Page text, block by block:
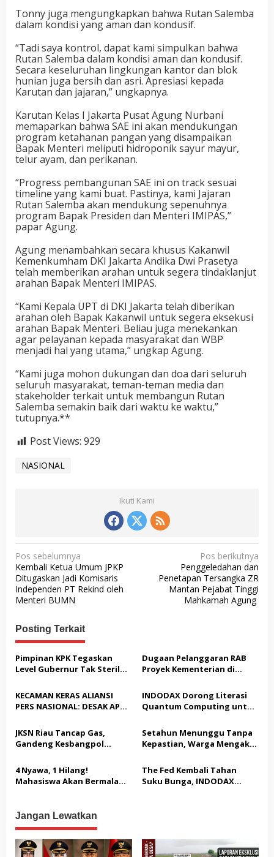
Tonny juga mengungkapkan bahwa Rutan Salemba
dalam kondisi yang aman dan kondusif.
“Tadi saya kontrol, dapat kami simpulkan bahwa
Rutan Salemba dalam kondisi aman dan kondusif.
Secara keseluruhan lingkungan kantor dan blok
hunian juga bersih dan asri. Apresiasi kepada
Karutan dan jajaran,” ungkapnya.
Karutan Kelas I Jakarta Pusat Agung Nurbani
memaparkan bahwa SAE ini akan mendukungan
program ketahanan pangan yang disampaikan
Bapak Menteri meliputi hidroponik sayur mayur,
telur ayam, dan perikanan.
“Progress pembangunan SAE ini on track sesuai
timeline yang kami buat. Pastinya, kami Jajaran
Rutan Salemba akan mendukung sepenuhnya
program Bapak Presiden dan Menteri IMIPAS,”
papar Agung.
Agung menambahkan secara khusus Kakanwil
Kemenkumham DKI Jakarta Andika Dwi Prasetya
telah memberikan arahan untuk segera tindaklanjut
arahan Bapak Menteri IMIPAS.
“Kami Kepala UPT di DKI Jakarta telah diberikan
arahan oleh Bapak Kakanwil untuk segera eksekusi
arahan Bapak Menteri. Beliau juga menekankan
agar pelayanan kepada masyarakat dan WBP
menjadi hal yang utama,” ungkap Agung.
“Kami juga mohon dukungan dan doa dari seluruh
seluruh masyarakat, teman-teman media dan
stakeholder terkait untuk membangun Rutan
Salemba semakin baik dari waktu ke waktu,”
tutupnya.**
Post Views: 929
NASIONAL
Ikuti Kami
N
a
v
i
g
a
s
i
p
o
s
Pos sebelumnya
Kembali Ketua Umum JPKP
Ditugaskan Jadi Komisaris
Independen PT Rekind oleh
Menteri BUMN
Pos berikutnya
Penggeledahan dan
Penetapan Tersangka ZR
Mantan Pejabat Tinggi
Mahkamah Agung
Posting Terkait
Pimpinan KPK Tegaskan
Level Gubernur Tak Steril
Cukup, Bukan Dilindungi
Dugaan Pelanggaran RAB
Proyek Kementerian di
Nasionaldetik.com Desak
Tindakan Tegas
KECAMAN KERAS ALIANSI
PERS NASIONAL: DESAK APH
TERHADAP JURNALIS DAN
USUT TUNTAS GURITA
PUNGLI BERJAMAAH SERTA
KEPALA DINAS PENDIDIKAN
INDODAX Dorong Literasi
Quantum Computing untuk
Blockchain
JKSN Riau Tancap Gas,
Gandeng Kesbangpol
Kebangsaan dan Moderasi
Beragama
Setahun Menunggu Tanpa
Kepastian, Warga Mengaku
Tak Terealisasi
4 Nyawa, 1 Hilang!
Mahasiswa Akan Bermalam
The Fed Kembali Tahan
Suku Bunga, INDODAX
Jangan Lewatkan